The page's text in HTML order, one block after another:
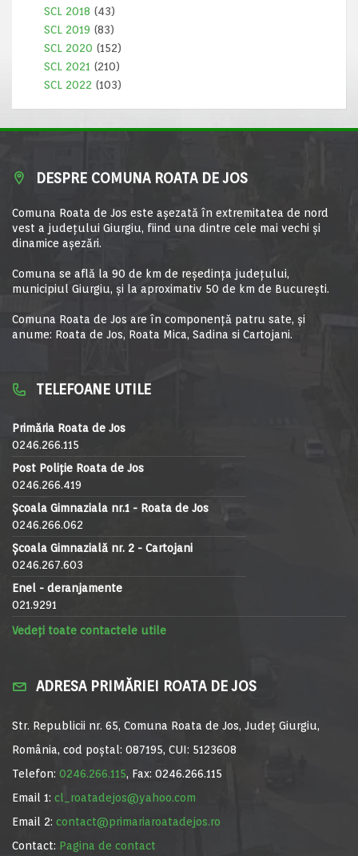
SCL 2018 (43)
SCL 2019 (83)
SCL 2020 (152)
SCL 2021 (210)
SCL 2022 (103)
DESPRE COMUNA ROATA DE JOS
Comuna Roata de Jos este aşezată în extremitatea de nord
vest a judeţului Giurgiu, fiind una dintre cele mai vechi şi
dinamice aşezări.
Comuna se află la 90 de km de reşedinţa judeţului,
municipiul Giurgiu, şi la aproximativ 50 de km de Bucureşti.
Comuna Roata de Jos are în componență patru sate, și
anume: Roata de Jos, Roata Mica, Sadina si Cartojani.
TELEFOANE UTILE
Primăria Roata de Jos
0246.266.115
Post Poliție Roata de Jos
0246.266.419
Școala Gimnaziala nr.1 - Roata de Jos
0246.266.062
Școala Gimnazială nr. 2 - Cartojani
0246.267.603
Enel - deranjamente
021.9291
Vedeți toate contactele utile
ADRESA PRIMĂRIEI ROATA DE JOS
Str. Republicii nr. 65, Comuna Roata de Jos, Județ Giurgiu,
România, cod poștal: 087195, CUI: 5123608
Telefon: 0246.266.115, Fax: 0246.266.115
Email 1: cl_roatadejos@yahoo.com
Email 2: contact@primariaroatadejos.ro
Contact: Pagina de contact